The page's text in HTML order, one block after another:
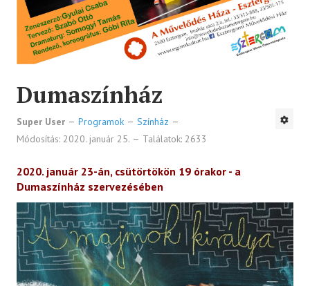
Dumaszínház
Super User Programok
Színház
Módosítás: 2020. január 25.
Találatok: 2633
2020. január 23-án, csütörtökön 19 órakor - a
Dumaszínház szervezésében